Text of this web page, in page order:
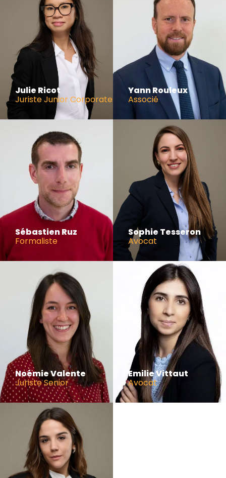
Julie Ricot
Juriste Junior Corporate
Yann Rouleux
Associé
Sébastien Ruz
Formaliste
Sophie Tesseron
Avocat
Noémie Valente
Juriste Senior
Emilie Vittaut
Avocat